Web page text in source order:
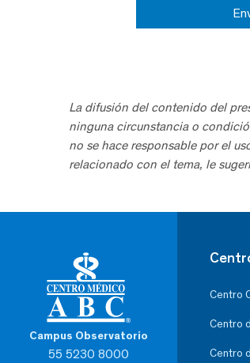
La difusión del contenido del
ninguna circunstancia o
no se hace responsable por el
relacionado con el tema, le
Campus Observatorio
55 5230 8000
Centro
Centro
Centro